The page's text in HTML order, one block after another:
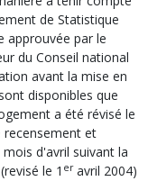
de Statistique
approuvée par le
du Conseil national
avant la mise en
disponibles que
a été révisé le
et
d'avril suivant la
le 1 eravril 2004)